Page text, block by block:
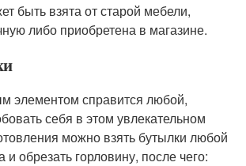
быть взята от старой мебели,
либо приобретена в магазине.
элементом справится любой,
себя в этом увлекательном
можно взять бутылки любой
обрезать горловину, после чего: